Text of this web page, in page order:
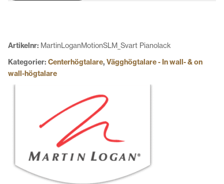
Artikelnr: MartinLoganMotionSLM_Svart Pianolack
Kategorier: Centerhögtalare, Vägghögtalare - In wall- & on
wall-högtalare